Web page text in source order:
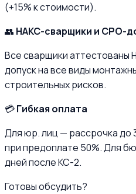
(+15% к стоимости).
👥 НАКС-сварщики и СРО-
Все сварщики аттестованы
допуск на все виды
строительных рисков.
💳Гибкая оплата
Для юр. лиц — рассрочка до
при предоплате 50%. Для
дней после КС-2.
Готовы обсудить?